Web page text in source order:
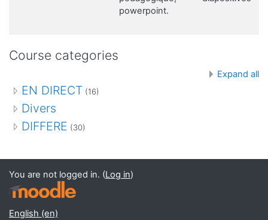
powerpoint.
Course categories
Expand all
EN DIRECT (16)
Divers
DIFFERE (30)
You are not logged in. (Log in)
English ‎(en)‎